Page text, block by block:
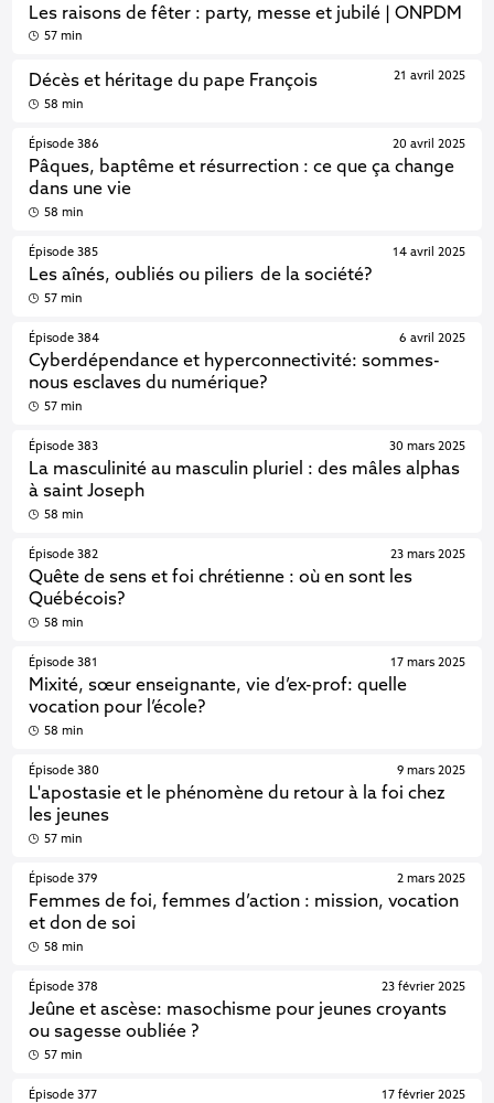
Les raisons de fêter : party, messe et jubilé | ONPDM
57 min
Décès et héritage du pape François 21 avril 2025
58 min
Épisode 386
Pâques, baptême et résurrection : ce que ça change
dans une vie
20 avril 2025
58 min
Épisode 385
Les aînés, oubliés ou piliers de la société?
14 avril 2025
57 min
Épisode 384
Cyberdépendance et hyperconnectivité: sommes-
nous esclaves du numérique?
6 avril 2025
57 min
Épisode 383
La masculinité au masculin pluriel : des mâles alphas
à saint Joseph
30 mars 2025
58 min
Épisode 382
Quête de sens et foi chrétienne : où en sont les
Québécois?
23 mars 2025
58 min
Épisode 381
Mixité, sœur enseignante, vie d’ex-prof: quelle
vocation pour l’école?
17 mars 2025
58 min
Épisode 380
L'apostasie et le phénomène du retour à la foi chez
les jeunes
9 mars 2025
57 min
Épisode 379
Femmes de foi, femmes d’action : mission, vocation
et don de soi
2 mars 2025
58 min
Épisode 378
Jeûne et ascèse: masochisme pour jeunes croyants
ou sagesse oubliée ?
23 février 2025
57 min
Épisode 377 17 février 2025